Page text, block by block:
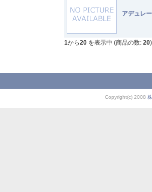
アデュレ
1から20 を表示中 (商品の数: 20)
Copyright(c) 2008